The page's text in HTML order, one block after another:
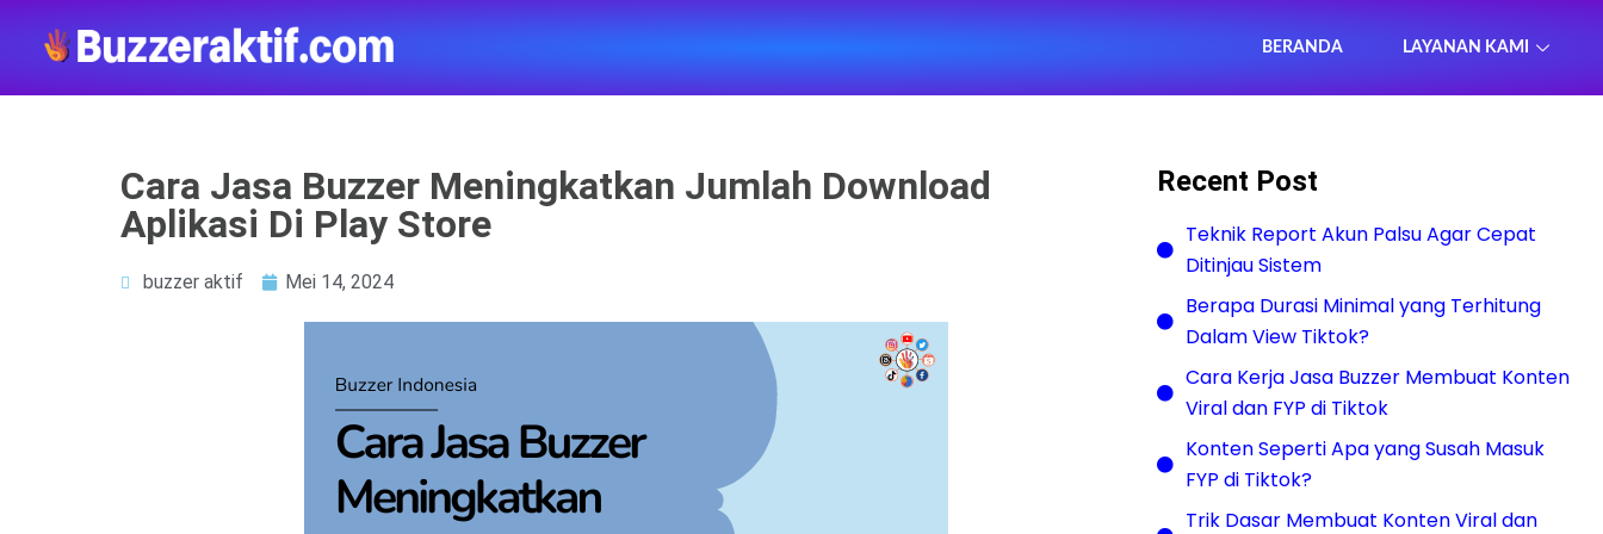
BERANDA LAYANAN KAMI
Cara Jasa Buzzer Meningkatkan Jumlah Download
Aplikasi Di Play Store
buzzer aktif Mei 14, 2024
Recent Post
Teknik Report Akun Palsu Agar Cepat
Ditinjau Sistem
Berapa Durasi Minimal yang Terhitung
Dalam View Tiktok?
Cara Kerja Jasa Buzzer Membuat Konten
Viral dan FYP di Tiktok
Konten Seperti Apa yang Susah Masuk
FYP di Tiktok?
Trik Dasar Membuat Konten Viral dan